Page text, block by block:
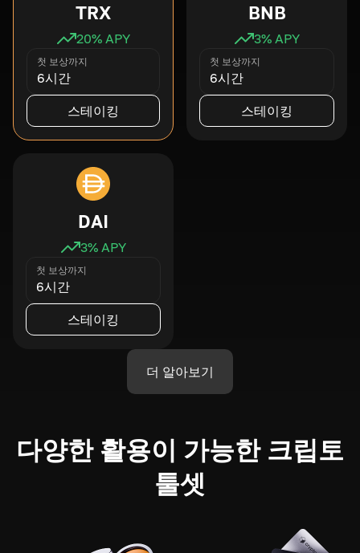
TRX
20% APY
첫 보상까지
6시간
스테이킹
BNB
3% APY
첫 보상까지
6시간
스테이킹
DAI
3% APY
첫 보상까지
6시간
스테이킹
더 알아보기
다양한 활용이 가능한 크립토
툴셋